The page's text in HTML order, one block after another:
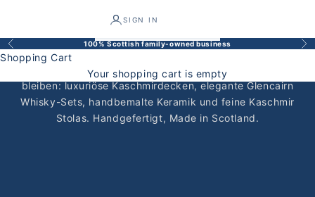
SIGN IN
Back 100% Scottish family-owned business
Shopping Cart
Your shopping cart is empty
Scottish wedding gifts
Schottische Hochzeitsgeschenke, die ein Leben lang
bleiben: luxuriöseKaschmirdecken, eleganteGlencairn
Whisky-Sets, handbemalte Keramik und feine Kaschmir
Stolas. Handgefertigt, Made in Scotland.